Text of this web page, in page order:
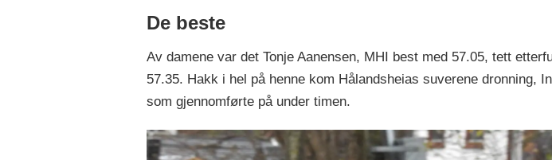
De beste
Av damene var det Tonje Aanensen, MHI best med 57.05, tett
57.35. Hakk i hel på henne kom Hålandsheias suverene dronning,
som gjennomførte på under timen.